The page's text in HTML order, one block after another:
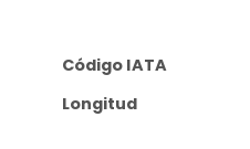
Código IATA
Longitud